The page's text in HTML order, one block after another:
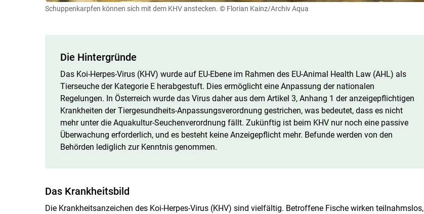
Schuppenkarpfen können sich mit dem KHV anstecken. © Florian Kainz/Archiv Aqua
Die Hintergründe
Das Koi-Herpes-Virus (KHV) wurde auf EU-Ebene im Rahmen des EU-Animal Health Law (AHL) als
Tierseuche der Kategorie E herabgestuft. Dies ermöglicht eine Anpassung der nationalen
Regelungen. In Österreich wurde das Virus daher aus dem Artikel 3, Anhang 1 der anzeigepflichtigen
Krankheiten der Tiergesundheits-Anpassungsverordnung gestrichen, was bedeutet, dass es nicht
mehr unter die Aquakultur-Seuchenverordnung fällt. Zukünftig ist beim KHV nur noch eine passive
Überwachung erforderlich, und es besteht keine Anzeigepflicht mehr. Befunde werden von den
Behörden lediglich zur Kenntnis genommen.
Das Krankheitsbild
Die Krankheitsanzeichen des Koi-Herpes-Virus (KHV) sind vielfältig. Betroffene Fische wirken teilnahmslos,